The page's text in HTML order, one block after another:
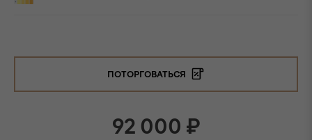
ПОТОРГОВАТЬСЯ
92 000 ₽